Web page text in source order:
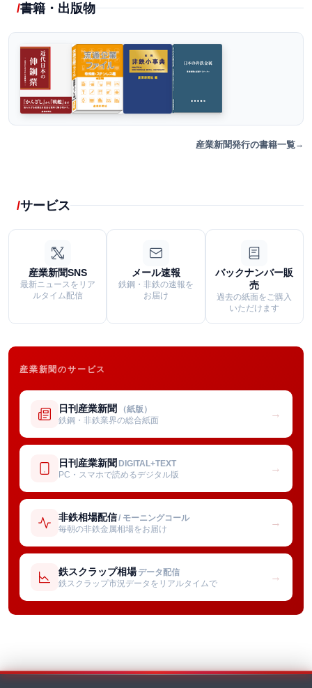
書籍・出版物
産業新聞発行の書籍一覧
サービス
産業新聞SNS
最新ニュースをリア
ルタイム配信
メール速報
鉄鋼・非鉄の速報を
お届け
バックナンバー販
売
過去の紙面をご購入
いただけます
産業新聞のサービス
日刊産業新聞 （紙版）
鉄鋼・非鉄業界の総合紙面
→
日刊産業新聞 DIGITAL+TEXT
PC・スマホで読めるデジタル版
→
非鉄相場配信/ モーニングコール
毎朝の非鉄金属相場をお届け
→
鉄スクラップ相場 データ配信
鉄スクラップ市況データをリアルタイムで
→